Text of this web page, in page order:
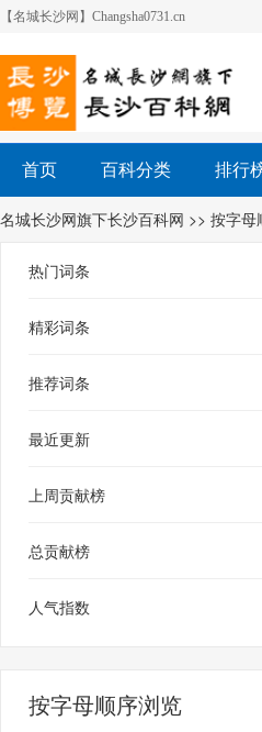
【名城长沙网】Changsha0731.cn
首页 百科分类 排行
名城长沙网旗下长沙百科网 >> 按字
热门词条
精彩词条
推荐词条
最近更新
上周贡献榜
总贡献榜
人气指数
按字母顺序浏览